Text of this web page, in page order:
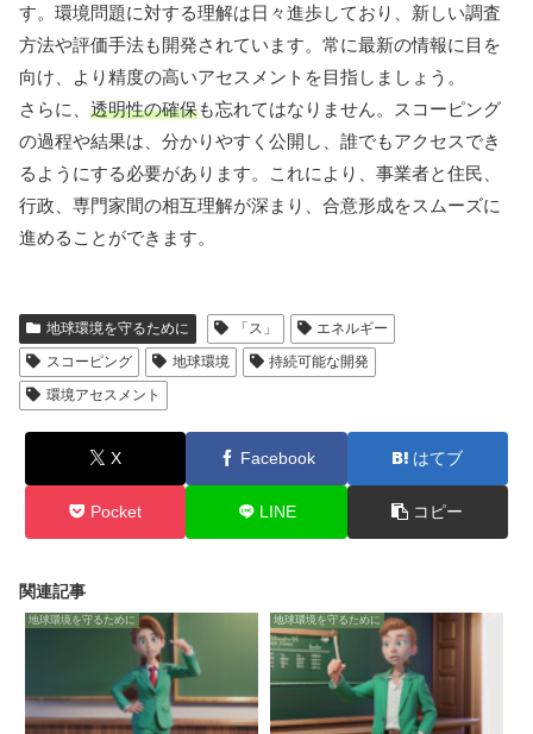
す。環境問題に対する理解は日々進歩しており、新しい調査
方法や評価手法も開発されています。常に最新の情報に目を
向け、より精度の高いアセスメントを目指しましょう。
さらに、 透明性の確保も忘れてはなりません。スコーピング
の過程や結果は、分かりやすく公開し、誰でもアクセスでき
るようにする必要があります。これにより、事業者と住民、
行政、専門家間の相互理解が深まり、合意形成をスムーズに
進めることができます。
地球環境を守るために 「ス」
エネルギー
スコーピング
地球環境
持続可能な開発
環境アセスメント
X Facebook はてブ
Pocket LINE コピー
関連記事
地球環境を守るために 地球環境を守るために